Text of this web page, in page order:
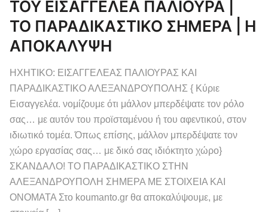
ΤΟΥ ΕΙΣΑΓΓΕΛΕΑ ΠΑΛΙΟΥΡΑ |
ΤΟ ΠΑΡΑΔΙΚΑΣΤΙΚΟ ΣΗΜΕΡΑ | Η
ΑΠΟΚΑΛΥΨΗ
ΗΧΗΤΙΚΟ: ΕΙΣΑΓΓΕΛΕΑΣ ΠΑΛΙΟΥΡΑΣ ΚΑΙ
ΠΑΡΑΔΙΚΑΣΤΙΚΟ ΑΛΕΞΑΝΔΡΟΥΠΟΛΗΣ { Κύριε
Εισαγγελέα. νομίζουμε ότι μάλλον μπερδέψατε τον ρόλο
σας… με αυτόν του προϊσταμένου ή του αφεντικού, στον
ιδιωτικό τομέα. Όπως επίσης, μάλλον μπερδέψατε τον
χώρο εργασίας σας… με δικό σας ιδιόκτητο χώρο}
ΣΚΑΝΔΑΛΟ! ΤΟ ΠΑΡΑΔΙΚΑΣΤΙΚΟ ΣΤΗΝ
ΑΛΕΞΑΝΔΡΟΥΠΟΛΗ ΣΗΜΕΡΑ ΜΕ ΣΤΟΙΧΕΙΑ ΚΑΙ
ΟΝΟΜΑΤΑ Στο koumanto.gr θα αποκαλύψουμε, με